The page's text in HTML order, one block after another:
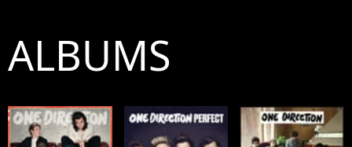
ALBUMS